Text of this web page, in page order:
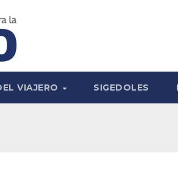
VIAJERO SIGEDOLES